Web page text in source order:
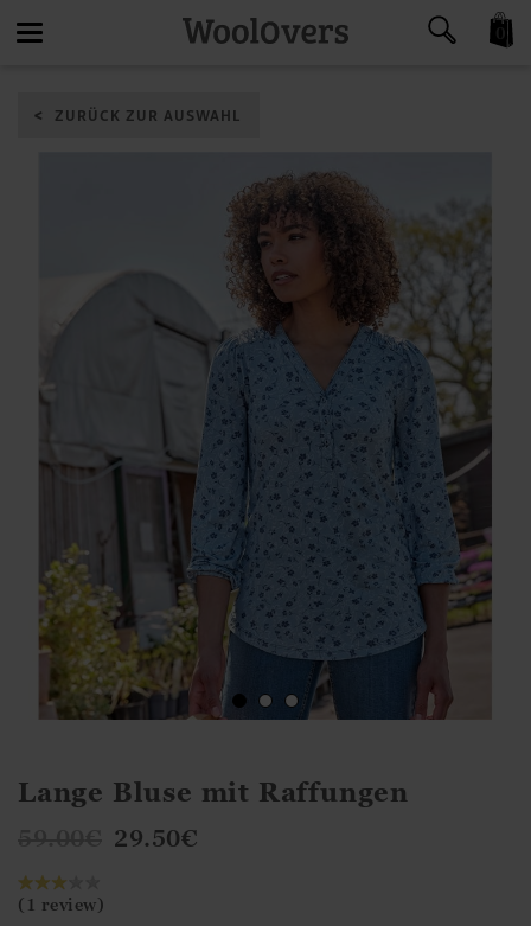
navigation
ZURÜCK ZUR AUSWAHL
Lange Bluse mit Raffungen
29.50€
(1 review)